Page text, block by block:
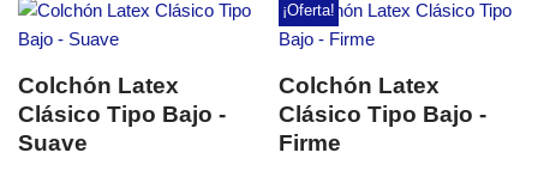
Colchón Latex
Clásico Tipo Bajo -
Suave
¡Oferta!
Colchón Latex
Clásico Tipo Bajo -
Firme